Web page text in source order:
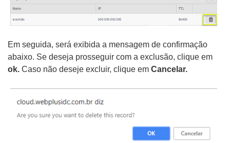
Em seguida, será exibida a mensagem de confirmação
abaixo. Se deseja prosseguir com a exclusão, clique em
ok. Caso não deseje excluir, clique em Cancelar.